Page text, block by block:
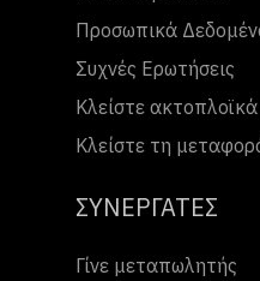
Προσωπικά
Συχνές Ερωτήσεις
Κλείστε ακτοπλοϊκά
Κλείστε τη
ΣΥΝΕΡΓΑΤΕΣ
Γίνε μεταπωλητής